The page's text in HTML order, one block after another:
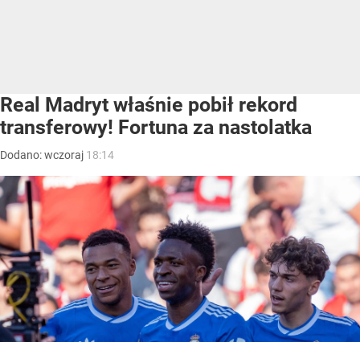
Real Madryt właśnie pobił rekord
transferowy! Fortuna za nastolatka
Dodano:wczoraj 18:14